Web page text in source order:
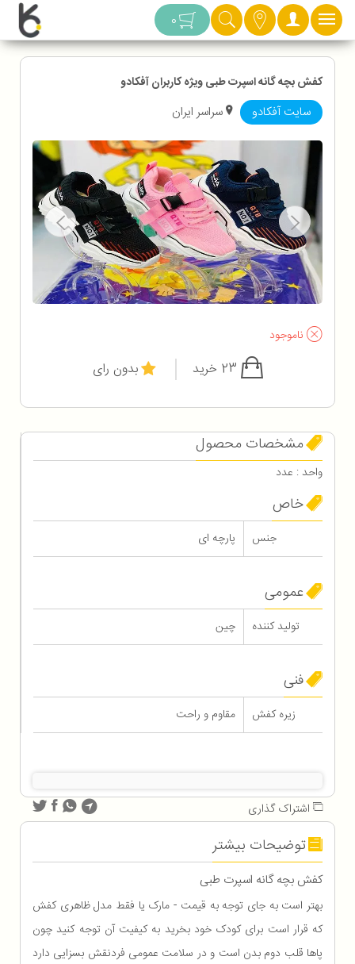
دسته بندی 0
کفش بچه گانه اسپرت طبی ویژه کاربران آفکادو
سایت آفکادو سراسر ایران
ناموجود
بدون رای
مشخصات محصول
واحد : عدد
خاص
جنس پارچه ای
عمومی
تولید کننده چین
فنی
زیره کفش مقاوم و راحت
اشتراک گذاری
توضیحات بیشتر
کفش بچه گانه اسپرت طبی
بهتر است به جای توجه به قیمت - مارک یا فقط مدل ظاهری کفش
که قرار است برای کودک خود بخرید به کیفیت آن توجه کنید چون
پاها قلب دوم بدن است و در سلامت عمومی فردنقش بسزایی دارد